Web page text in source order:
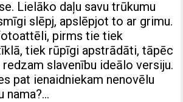
Lielāko daļu savu trūkumu
slēpj, apslēpjot to ar grimu.
pirms tie tiek
tiek rūpīgi apstrādāti, tāpēc
slavenību ideālo versiju.
pat ienaidniekam nenovēlu
nama?…